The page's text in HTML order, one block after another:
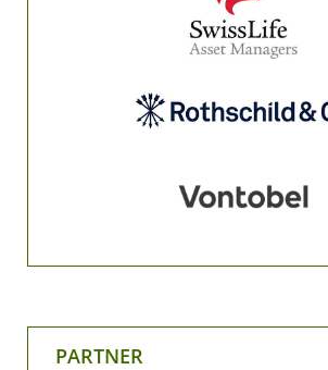
PARTNER